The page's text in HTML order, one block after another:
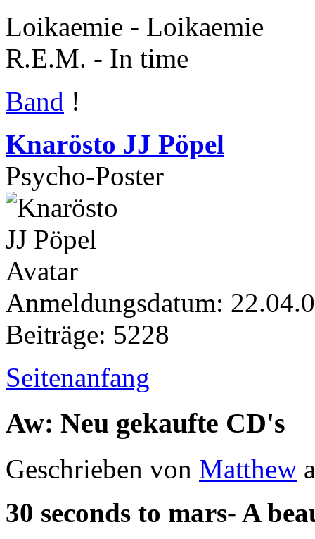
Loikaemie - Loikaemie
R.E.M. - In time
Band !
Knarösto JJ Pöpel
Psycho-Poster
Anmeldungsdatum:
Beiträge: 5228
Seitenanfang
Aw: Neu gekaufte CD's
Geschrieben von Matthew
30 seconds to mars- A